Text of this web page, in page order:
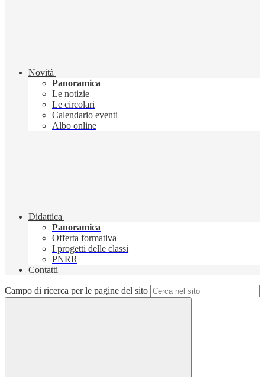
Novità
Panoramica
Le notizie
Le circolari
Calendario eventi
Albo online
Didattica
Panoramica
Offerta formativa
I progetti delle classi
PNRR
Contatti
Campo di ricerca per le pagine del sito